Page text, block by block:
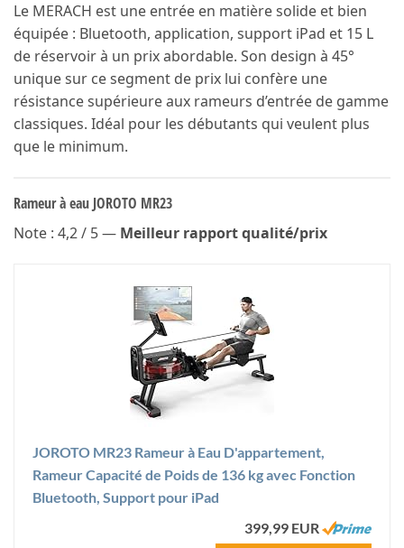
Le MERACH est une entrée en matière solide et bien
équipée : Bluetooth, application, support iPad et 15 L
de réservoir à un prix abordable. Son design à 45°
unique sur ce segment de prix lui confère une
résistance supérieure aux rameurs d’entrée de gamme
classiques. Idéal pour les débutants qui veulent plus
que le minimum.
Rameur à eau JOROTO MR23
Note : 4,2 / 5 — Meilleur rapport qualité/prix
JOROTO MR23 Rameur à Eau D'appartement,
Rameur Capacité de Poids de 136 kg avec Fonction
Bluetooth, Support pour iPad
399,99 EUR